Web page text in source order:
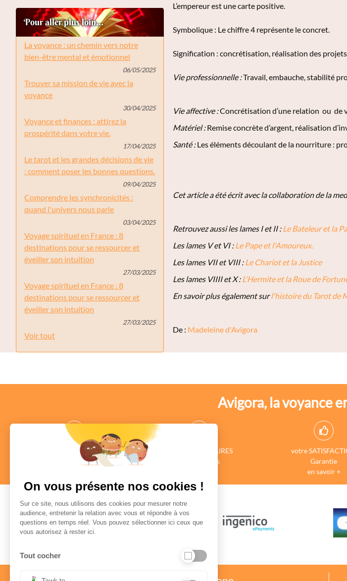
Pour aller plus loin...
La voyance : un chemin vers notre
bien-être mental et émotionnel
06/05/2025
Trouver sa mission de vie avec la
voyance
30/04/2025
Voyance et finances : attirez la
prospérité dans votre vie.
17/04/2025
Le tarot et les grandes décisions de vie
: comment poser les bonnes questions.
09/04/2025
Comprendre les synchronicités :
quand l'univers nous parle
03/04/2025
Voyage spirituel en France : 8
destinations pour se ressourcer et
éveiller son intuition
27/03/2025
Voyage spirituel en France : 8
destinations pour se ressourcer et
éveiller son intuition
27/03/2025
Voir tout
L’empereur est une carte positive.
Symbolique : Le chiffre 4 représente le concret.
Signification : concrétisation, réalisation des
Vie professionnelle :Travail, embauche, stabilité
Vie affective :Concrétisation d’une relation ou de
Matériel :Remise concrète d’argent, réalisation
Santé :Les éléments découlant de la nourriture :
Cet article a été écrit avec la collaboration de la
Retrouvez aussi les lames I et II : Le Bateleur et la
Les lames V et VI : Le Pape et l'Amoureux.
Les lames VII et VIII : Le Chariot et la Justice
Les lames VIIII et X : L'Hermite et la Roue de
En savoir plus également surl'histoire du Tarot de
De : Madeleine d'Avigora
Avigora, la voyance
des CONSEILLERS
au profil vérifié
des COMMENTAIRES
Authentiques
votre
Garantie
en savoir +
Paiement sécurisé
On vous présente nos cookies !
Sur ce site, nous utilisons des cookies pour mesurer notre
audience, entretenir la relation avec vous et répondre à vos
questions en temps réel. Vous pouvez sélectionner ici ceux que
vous autorisez à rester ici.
Tout cocher